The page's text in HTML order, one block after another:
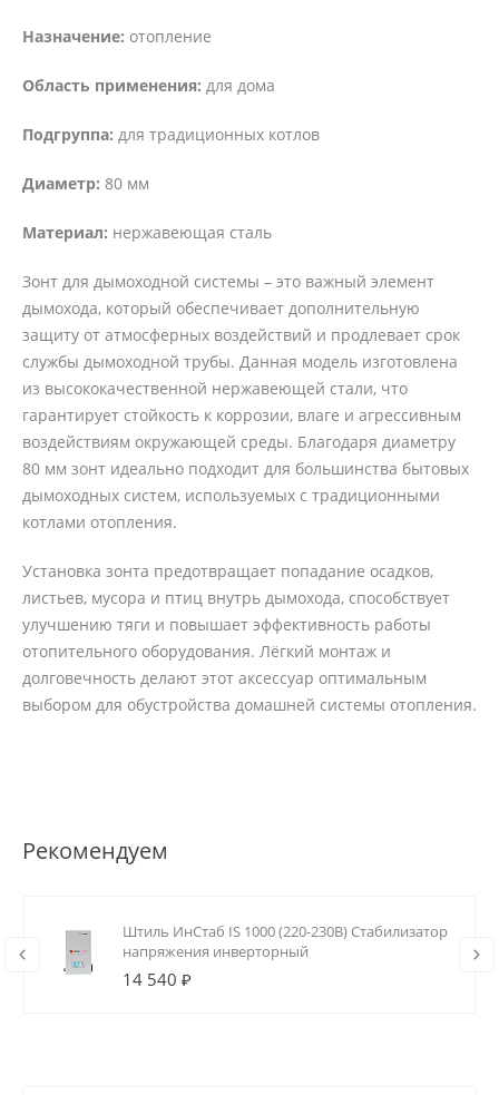
Назначение: отопление
Область применения: для дома
Подгруппа: для традиционных котлов
Диаметр: 80 мм
Материал: нержавеющая сталь
Зонт для дымоходной системы – это важный элемент
дымохода, который обеспечивает дополнительную
защиту от атмосферных воздействий и продлевает срок
службы дымоходной трубы. Данная модель изготовлена
из высококачественной нержавеющей стали, что
гарантирует стойкость к коррозии, влаге и агрессивным
воздействиям окружающей среды. Благодаря диаметру
80 мм зонт идеально подходит для большинства бытовых
дымоходных систем, используемых с традиционными
котлами отопления.
Установка зонта предотвращает попадание осадков,
листьев, мусора и птиц внутрь дымохода, способствует
улучшению тяги и повышает эффективность работы
отопительного оборудования. Лёгкий монтаж и
долговечность делают этот аксессуар оптимальным
выбором для обустройства домашней системы отопления.
Рекомендуем
Штиль ИнСтаб IS 1000 (220-230В) Стабилизатор
напряжения инверторный
14 540 ₽